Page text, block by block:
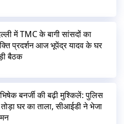
में TMC के बागी सांसदों का
प्रदर्शन आज भूपेंद्र यादव के घर
बैठक
बनर्जी की बढ़ी मुश्किलें: पुलिस
घर का ताला, सीआईडी ने भेजा